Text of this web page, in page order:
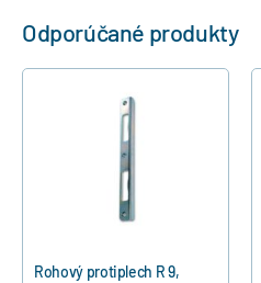
Odporúčané produkty
Rohový protiplech R 9,